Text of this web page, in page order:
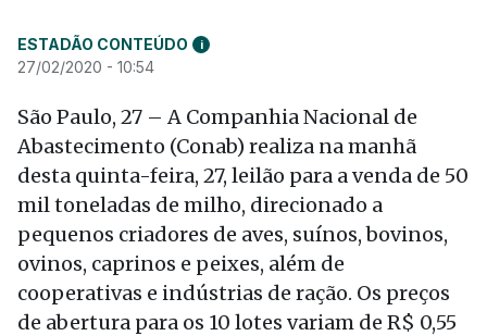
ESTADÃO CONTEÚDO i
27/02/2020 - 10:54
São Paulo, 27 – A Companhia Nacional de
Abastecimento (Conab) realiza na manhã
desta quinta-feira, 27, leilão para a venda de 50
mil toneladas de milho, direcionado a
pequenos criadores de aves, suínos, bovinos,
ovinos, caprinos e peixes, além de
cooperativas e indústrias de ração. Os preços
de abertura para os 10 lotes variam de R$ 0,55